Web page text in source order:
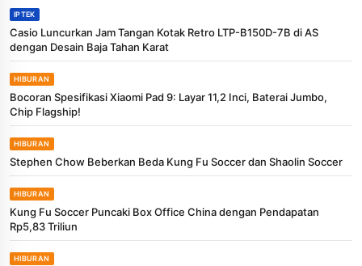
IPTEK
Casio Luncurkan Jam Tangan Kotak Retro LTP-B150D-7B di AS
dengan Desain Baja Tahan Karat
HIBURAN
Bocoran Spesifikasi Xiaomi Pad 9: Layar 11,2 Inci, Baterai Jumbo,
Chip Flagship!
HIBURAN
Stephen Chow Beberkan Beda Kung Fu Soccer dan Shaolin Soccer
HIBURAN
Kung Fu Soccer Puncaki Box Office China dengan Pendapatan
Rp5,83 Triliun
HIBURAN